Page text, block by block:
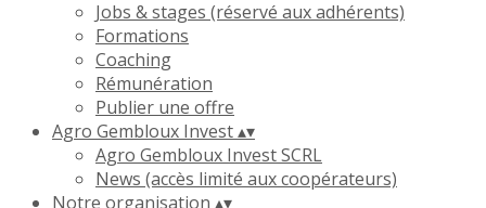
Jobs & stages (réservé aux adhérents)
Formations
Coaching
Rémunération
Publier une offre
Agro Gembloux Invest▴▾
Agro Gembloux Invest SCRL
News (accès limité aux coopérateurs)
Notre organisation ▴▾